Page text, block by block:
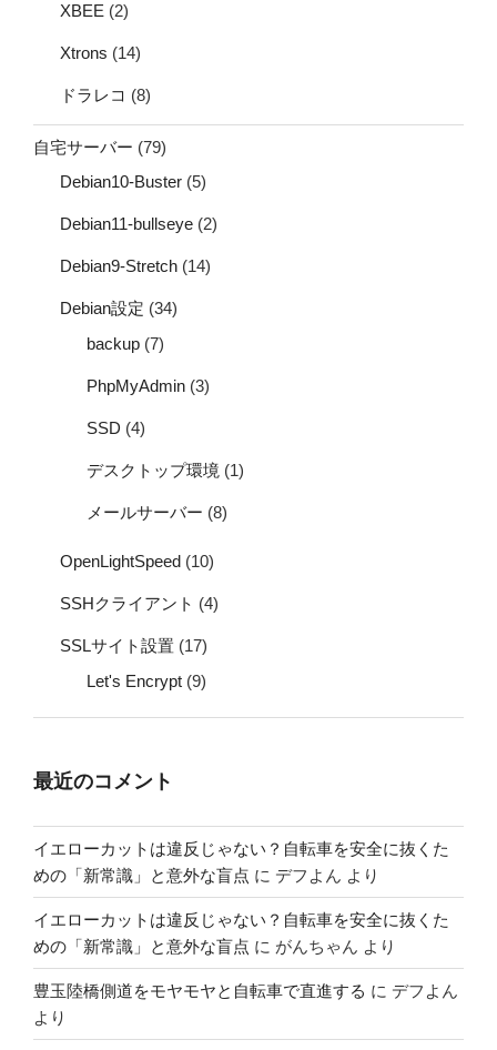
XBEE (2)
Xtrons (14)
ドラレコ (8)
自宅サーバー (79)
Debian10-Buster (5)
Debian11-bullseye (2)
Debian9-Stretch (14)
Debian設定 (34)
backup (7)
PhpMyAdmin (3)
SSD (4)
デスクトップ環境 (1)
メールサーバー (8)
OpenLightSpeed (10)
SSHクライアント (4)
SSLサイト設置 (17)
Let's Encrypt (9)
最近のコメント
イエローカットは違反じゃない？自転車を安全に抜くた
めの「新常識」と意外な盲点 に デフよん より
イエローカットは違反じゃない？自転車を安全に抜くた
めの「新常識」と意外な盲点 に がんちゃん より
豊玉陸橋側道をモヤモヤと自転車で直進する に デフよん
より